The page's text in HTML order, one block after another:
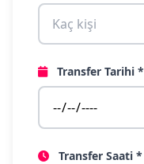
Transfer Tarihi *
Transfer Saati *